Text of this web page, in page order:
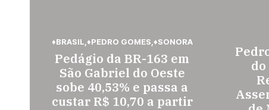
♦BRASIL ♦PEDRO GOMES ♦SONORA
Pedágio da BR-163 em
São Gabriel do Oeste
sobe 40,53% e passa a
custar R$ 10,70 a partir